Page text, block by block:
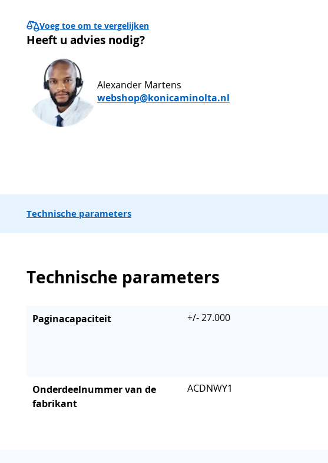
Voeg toe om te vergelijken
Heeft u advies nodig?
Alexander Martens
webshop@konicaminolta.nl
Technische parameters
Technische parameters
Paginacapaciteit +/- 27.000
Onderdeelnummer van de
fabrikant
ACDNWY1